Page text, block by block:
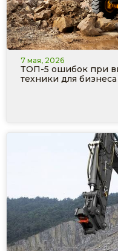
7 мая, 2026
ТОП-5 ошибок при
техники для бизнеса